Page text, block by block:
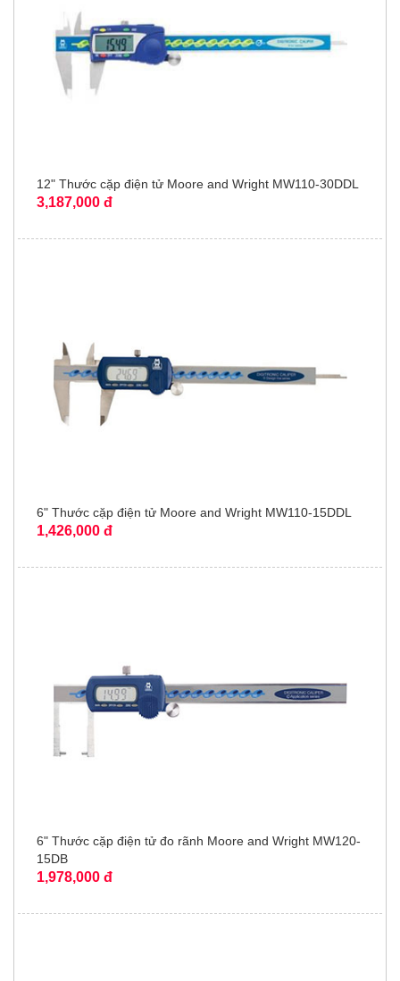
12" Thước cặp điện tử Moore and Wright MW110-30DDL
3,187,000 đ
6" Thước cặp điện tử Moore and Wright MW110-15DDL
1,426,000 đ
6" Thước cặp điện tử đo rãnh Moore and Wright MW120-
15DB
1,978,000 đ